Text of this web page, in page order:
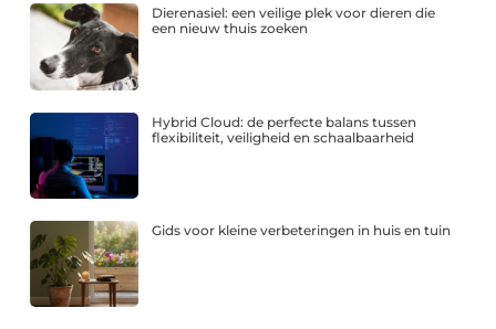
Dierenasiel: een veilige plek voor dieren die
een nieuw thuis zoeken
Hybrid Cloud: de perfecte balans tussen
flexibiliteit, veiligheid en schaalbaarheid
Gids voor kleine verbeteringen in huis en tuin